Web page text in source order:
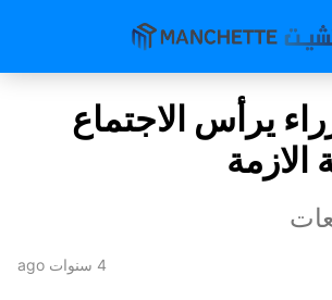
يرأس الاجتماع
الازمة
4 سنوات ago